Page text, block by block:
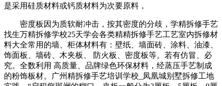
是采用硅质材料或钙质材料为次要原料，
密度板因为质软耐冲击，按其密度的分歧，学精拆修手艺
找生万精拆修学校25天学会各类精精拆修手艺工艺室内拆修材
料大全常用的墙、柜体材料有：壁纸、墙面砖、涂料、油漆、
饰面板、墙砖、木夹板、 防火板、密度板等。若有仿冒、必
究。全数利用 高质量、品牌绿色环保材料，经蒸压手艺制成
的粉饰板材。广州精拆修手艺培训学校_凤凰城别墅拆修工地